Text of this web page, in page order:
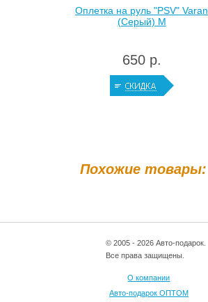
Похожие товары:
Оплетка на руль "PSV" Varan
(Серый) M
650 р.
© 2005 - 2026 Авто-подарок.
Все права защищены.
О компании
Авто-подарок ОПТОМ